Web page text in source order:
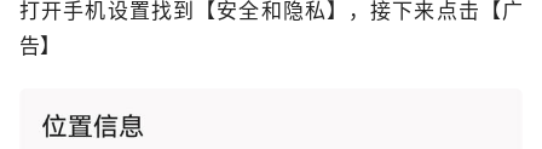
打开手机设置找到【安全和隐私】，接下来点击【广
告】